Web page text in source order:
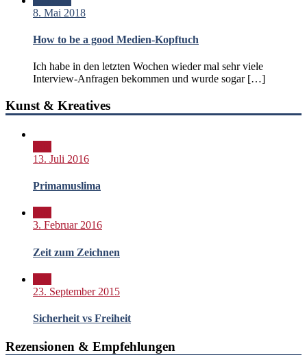
8. Mai 2018
How to be a good Medien-Kopftuch
Ich habe in den letzten Wochen wieder mal sehr viele
Interview-Anfragen bekommen und wurde sogar […]
Kunst & Kreatives
13. Juli 2016
Primamuslima
3. Februar 2016
Zeit zum Zeichnen
23. September 2015
Sicherheit vs Freiheit
Rezensionen & Empfehlungen